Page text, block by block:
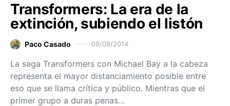
Transformers: La era de la
extinción, subiendo el listón
Paco Casado 09/08/2014
La saga Transformers con Michael Bay a la cabeza
representa el mayor distanciamiento posible entre
eso que se llama crítica y público. Mientras que el
primer grupo a duras penas…